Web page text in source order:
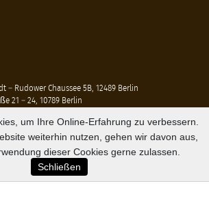
– Rudower Chaussee 5B, 12489 Berlin
21 – 24, 10789 Berlin
Berlin
18-20, 24937 Flensburg
um Ihre Online-Erfahrung zu verbessern.
weiterhin nutzen, gehen wir davon aus,
dieser Cookies gerne zulassen.
Schließen